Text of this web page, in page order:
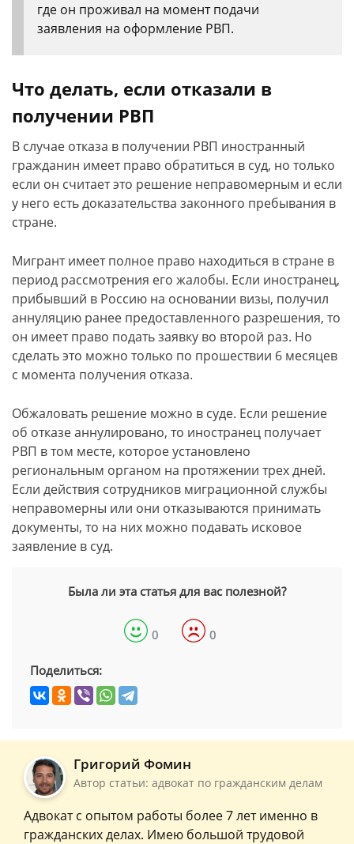
где он проживал на момент подачи
заявления на оформление РВП.
Что делать, если отказали в
получении РВП
В случае отказа в получении РВП иностранный
гражданин имеет право обратиться в суд, но только
если он считает это решение неправомерным и если
у него есть доказательства законного пребывания в
стране.
Мигрант имеет полное право находиться в стране в
период рассмотрения его жалобы. Если иностранец,
прибывший в Россию на основании визы, получил
аннуляцию ранее предоставленного разрешения, то
он имеет право подать заявку во второй раз. Но
сделать это можно только по прошествии 6 месяцев
с момента получения отказа.
Обжаловать решение можно в суде. Если решение
об отказе аннулировано, то иностранец получает
РВП в том месте, которое установлено
региональным органом на протяжении трех дней.
Если действия сотрудников миграционной службы
неправомерны или они отказываются принимать
документы, то на них можно подавать исковое
заявление в суд.
Была ли эта статья для вас полезной?
0 0
Поделиться:
Григорий Фомин
Автор статьи: адвокат по гражданским делам
Адвокат с опытом работы более 7 лет именно в
гражданских делах. Имею большой трудовой